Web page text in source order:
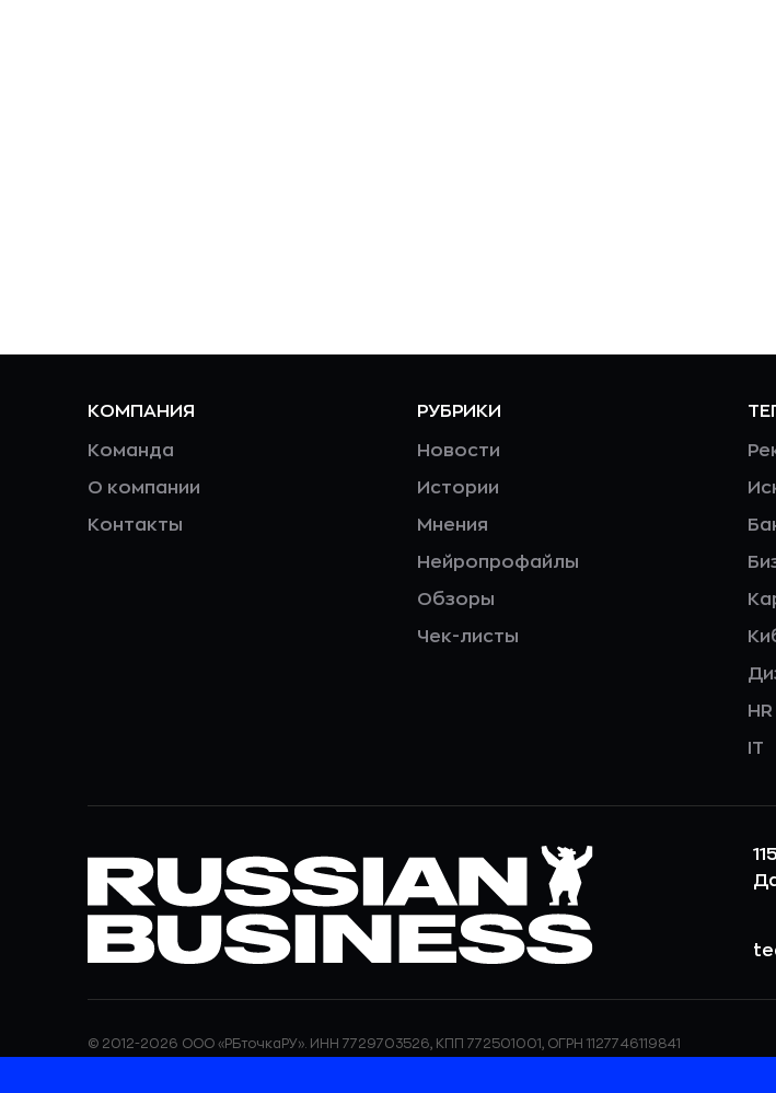
КОМПАНИЯ
Команда
О компании
Контакты
РУБРИКИ
Новости
Истории
Мнения
Нейропрофайлы
Обзоры
Чек-листы
HR
IT
© 2012-2026 ООО «РБточкаРУ». ИНН 7729703526, КПП 772501001, ОГРН 1127746119841